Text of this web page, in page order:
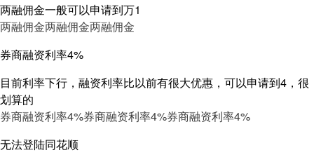
两融佣金一般可以申请到万1
两融佣金两融佣金两融佣金
券商融资利率4%
目前利率下行，融资利率比以前有很大优惠，可以申请到4，很
划算的
券商融资利率4%券商融资利率4%券商融资利率4%
无法登陆同花顺